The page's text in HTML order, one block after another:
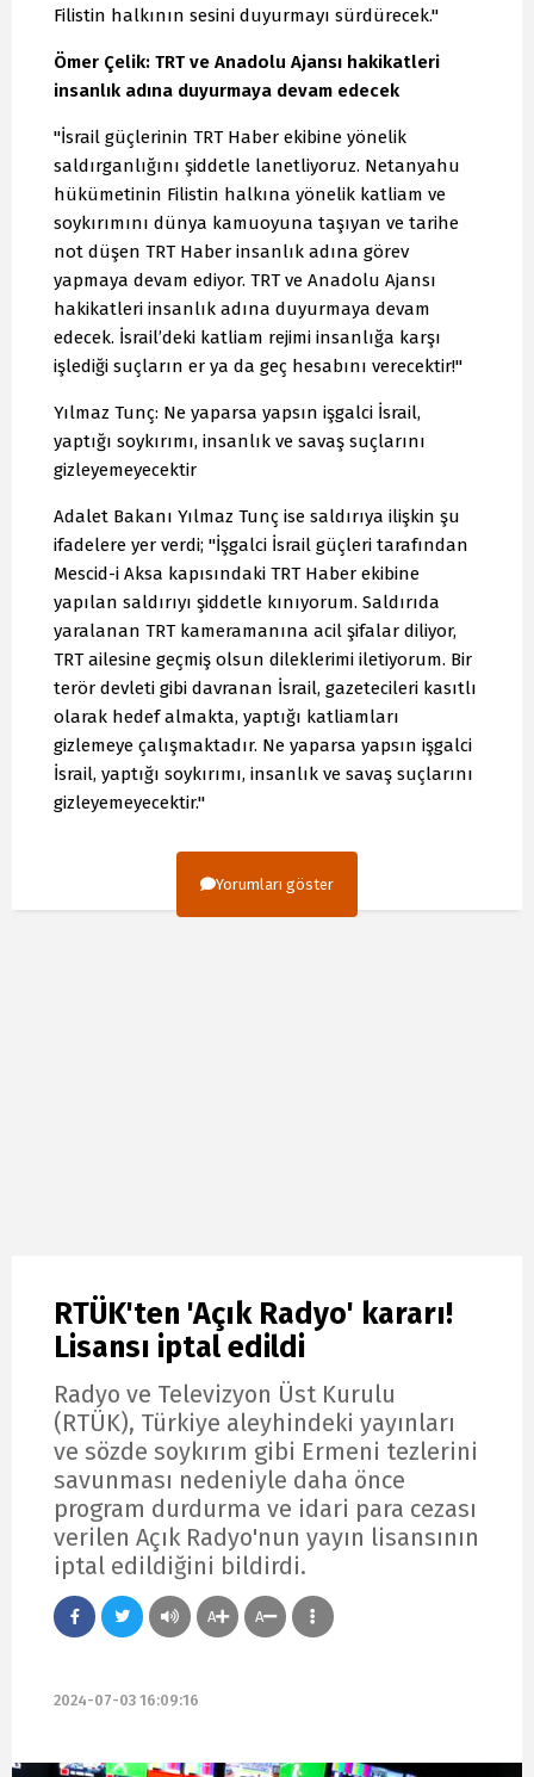
Filistin halkının sesini duyurmayı sürdürecek."
Ömer Çelik: TRT ve Anadolu Ajansı hakikatleri
insanlık adına duyurmaya devam edecek
"İsrail güçlerinin TRT Haber ekibine yönelik
saldırganlığını şiddetle lanetliyoruz. Netanyahu
hükümetinin Filistin halkına yönelik katliam ve
soykırımını dünya kamuoyuna taşıyan ve tarihe
not düşen TRT Haber insanlık adına görev
yapmaya devam ediyor. TRT ve Anadolu Ajansı
hakikatleri insanlık adına duyurmaya devam
edecek. İsrail’deki katliam rejimi insanlığa karşı
işlediği suçların er ya da geç hesabını verecektir!"
Yılmaz Tunç: Ne yaparsa yapsın işgalci İsrail,
yaptığı soykırımı, insanlık ve savaş suçlarını
gizleyemeyecektir
Adalet Bakanı Yılmaz Tunç ise saldırıya ilişkin şu
ifadelere yer verdi; "İşgalci İsrail güçleri tarafından
Mescid-i Aksa kapısındaki TRT Haber ekibine
yapılan saldırıyı şiddetle kınıyorum. Saldırıda
yaralanan TRT kameramanına acil şifalar diliyor,
TRT ailesine geçmiş olsun dileklerimi iletiyorum. Bir
terör devleti gibi davranan İsrail, gazetecileri kasıtlı
olarak hedef almakta, yaptığı katliamları
gizlemeye çalışmaktadır. Ne yaparsa yapsın işgalci
İsrail, yaptığı soykırımı, insanlık ve savaş suçlarını
gizleyemeyecektir."
Yorumları göster
RTÜK'ten 'Açık Radyo' kararı!
Lisansı iptal edildi
Radyo ve Televizyon Üst Kurulu
(RTÜK), Türkiye aleyhindeki yayınları
ve sözde soykırım gibi Ermeni tezlerini
savunması nedeniyle daha önce
program durdurma ve idari para cezası
verilen Açık Radyo'nun yayın lisansının
iptal edildiğini bildirdi.
A A
2024-07-03 16:09:16